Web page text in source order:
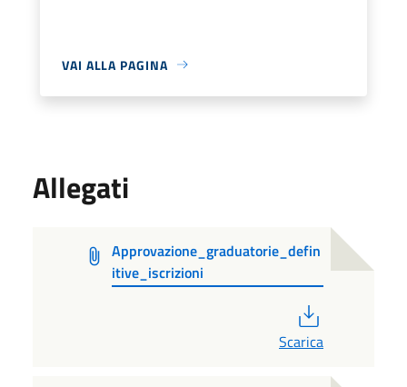
VAI ALLA PAGINA
Allegati
Approvazione_graduatorie_defin
itive_iscrizioni
Scarica